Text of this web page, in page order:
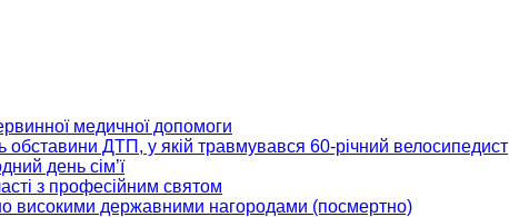
медичної допомоги
обставини ДТП, у якій травмувався 60-річний велосипедист
день сім’ї
з професійним святом
високими державними нагородами (посмертно)